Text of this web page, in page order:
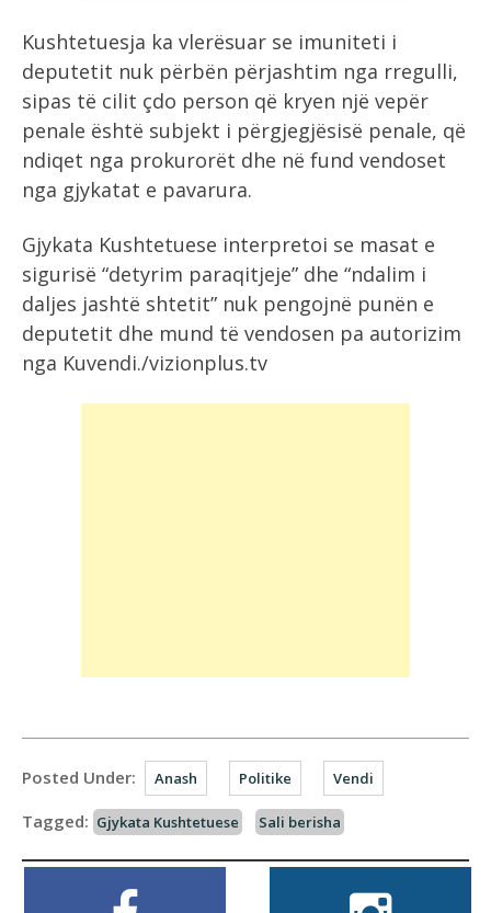
Kushtetuesja ka vlerësuar se imuniteti i
deputetit nuk përbën përjashtim nga rregulli,
sipas të cilit çdo person që kryen një vepër
penale është subjekt i përgjegjësisë penale, që
ndiqet nga prokurorët dhe në fund vendoset
nga gjykatat e pavarura.
Gjykata Kushtetuese interpretoi se masat e
sigurisë “detyrim paraqitjeje” dhe “ndalim i
daljes jashtë shtetit” nuk pengojnë punën e
deputetit dhe mund të vendosen pa autorizim
nga Kuvendi./vizionplus.tv
Posted Under: Anash Politike Vendi
Tagged: Gjykata Kushtetuese Sali berisha